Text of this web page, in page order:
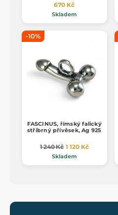
670 Kč
Skladem
-10%
FASCINUS, římský falický
stříbrný přívěsek, Ag 925
1 240 Kč 1 120 Kč
Skladem